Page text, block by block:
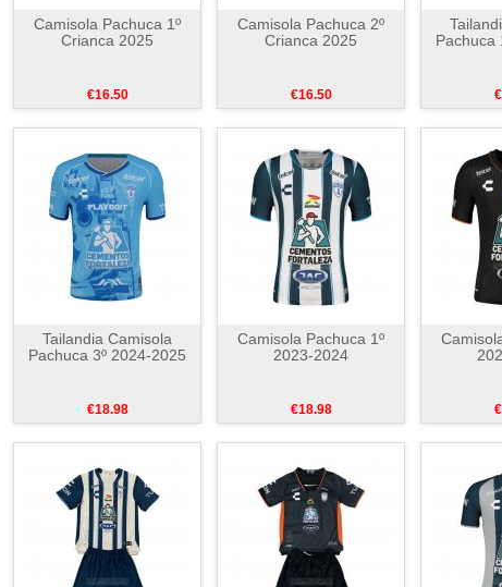
Camisola Pachuca 1º
Crianca 2025
€16.50
Camisola Pachuca 2º
Crianca 2025
€16.50
Pachuca
Tailandia Camisola
Pachuca 3º 2024-2025
€18.98
Camisola Pachuca 1º
2023-2024
€18.98